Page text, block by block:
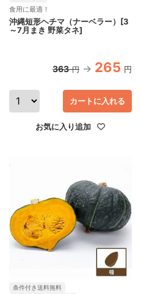
食用に最適！
沖縄短形ヘチマ（ナーベラー）[3
～7月まき 野菜タネ]
363 円 265 円
カートに入れる
お気に入り追加
条件付き送料無料